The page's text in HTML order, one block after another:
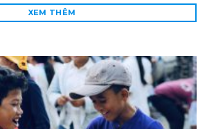
XEM THÊM